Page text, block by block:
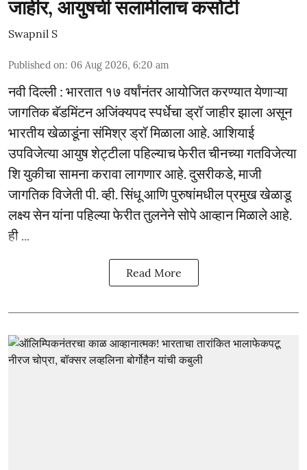
जाहीर, आयुषची सलामीलाच कसोटी
Swapnil S
Published on: 06 Aug 2026, 6:20 am
नवी दिल्ली : भारतात १७ वर्षांनंतर आयोजित करण्यात येणाऱ्या
जागतिक बॅडमिंटन अजिंक्यपद स्पर्धेचा ड्रॉ जाहीर झाला असून
भारतीय खेळाडूंना संमिश्र ड्रॉ मिळाला आहे. आशियाई
उपविजेत्या आयुष शेट्टीला पहिल्याच फेरीत चीनच्या गतविजेत्या
शि युकीचा सामना करावा लागणार आहे. दुसरीकडे, माजी
जागतिक विजेती पी. व्ही. सिंधू आणि पुरुषांमधील प्रमुख खेळाडू
लक्ष्य सेन यांना पहिल्या फेरीत तुलनेने सोपे आव्हान मिळाले आहे.
ही ...
Read More